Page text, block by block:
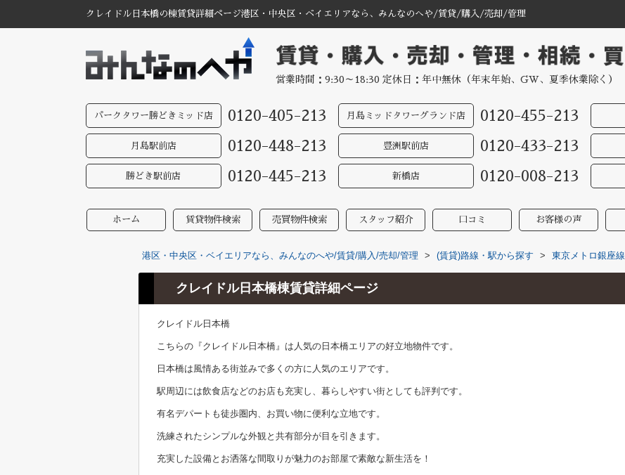
クレイドル日本橋の棟賃貸詳細ページ港区・中央区・ベイエリアなら、みんなのへや/賃貸/購入/売却/管理
営業時間：9:30～18:30 定休日：年中無休（年末年始、GW、夏季休業除く）
パークタワー勝どきミッド店 0120-405-213 月島ミッドタワーグランド店 0120-455-213
月島駅前店 0120-448-213 豊洲駅前店 0120-433-213
勝どき駅前店 0120-445-213 新橋店 0120-008-213
ホーム 賃貸物件検索 売買物件検索 スタッフ紹介 口コミ お客様の声
港区・中央区・ベイエリアなら、みんなのへや/賃貸/購入/売却/管理 > (賃貸)路線・駅から探す > 東京メトロ銀座線
クレイドル日本橋棟賃貸詳細ページ
クレイドル日本橋
こちらの『クレイドル日本橋』は人気の日本橋エリアの好立地物件です。
日本橋は風情ある街並みで多くの方に人気のエリアです。
駅周辺には飲食店などのお店も充実し、暮らしやすい街としても評判です。
有名デパートも徒歩圏内、お買い物に便利な立地です。
洗練されたシンプルな外観と共有部分が目を引きます。
充実した設備とお洒落な間取りが魅力のお部屋で素敵な新生活を！